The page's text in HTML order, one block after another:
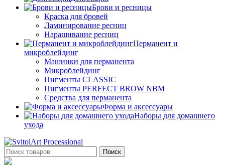
Брови и ресницы
Краска для бровей
Ламинирование ресниц
Наращивание ресниц
Перманент и
микроблейдинг
Машинки для перманента
Микроблейдинг
Пигменты CLASSIC
Пигменты PERFECT BROW NBM
Средства для перманента
Форма и аксессуары
Наборы для домашнего
ухода
Поиск